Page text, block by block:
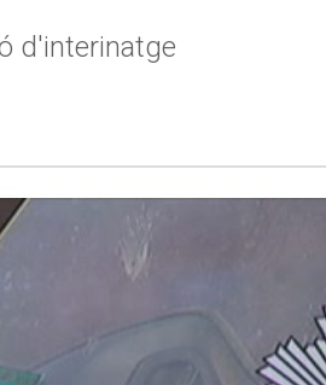
d'interinatge